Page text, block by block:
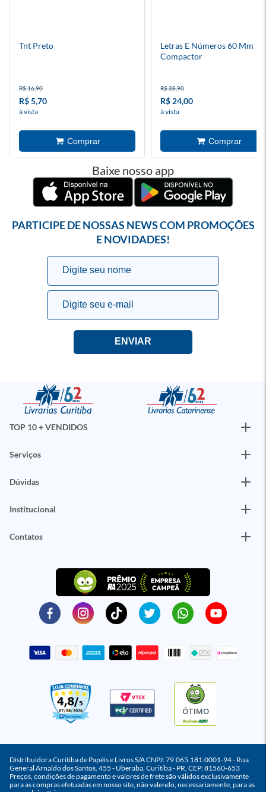
Tnt Preto
R$ 16,90
R$ 5,70
à vista
Letras E Números 60 Mm
Compactor
R$ 38,90
R$ 24,00
à vista
Baixe nosso app
PARTICIPE DE NOSSAS NEWS COM PROMOÇÕES
E NOVIDADES!
TOP 10 + VENDIDOS
Serviços
Dúvidas
Institucional
Contatos
ÓTIMO
Distribuidora Curitiba de Papéis e Livros S/A CNPJ: 79.065.181.0001-94 - Rua
General Arnaldo dos Santos, 455 - Uberaba, Curitiba - PR, CEP: 81560-653
Preços, condições de pagamento e valores de frete são válidos exclusivamente
para as compras efetuadas em nosso site, não valendo, necessariamente, para as